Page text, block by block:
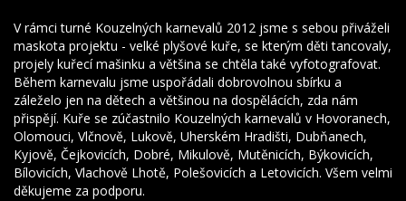
V rámci turné Kouzelných karnevalů 2012 jsme s sebou přiváželi
maskota projektu - velké plyšové kuře, se kterým děti tancovaly,
projely kuřecí mašinku a většina se chtěla také vyfotografovat.
Během karnevalu jsme uspořádali dobrovolnou sbírku a
záleželo jen na dětech a většinou na dospělácích, zda nám
přispějí. Kuře se zúčastnilo Kouzelných karnevalů v Hovoranech,
Olomouci, Vlčnově, Lukově, Uherském Hradišti, Dubňanech,
Kyjově, Čejkovicích, Dobré, Mikulově, Mutěnicích, Býkovicích,
Bílovicích, Vlachově Lhotě, Polešovicích a Letovicích. Všem velmi
děkujeme za podporu.